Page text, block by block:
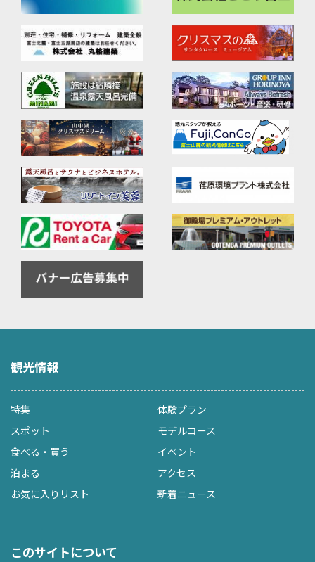
観光情報
特集
体験プラン
スポット
モデルコース
食べる・買う
イベント
泊まる
アクセス
お気に入りリスト
新着ニュース
このサイトについて